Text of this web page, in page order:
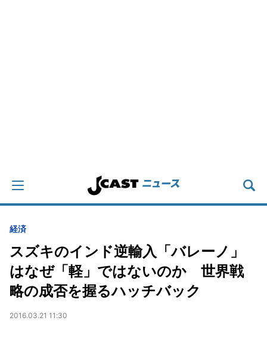
経済
スズキのインド逆輸入「バレーノ」
はなぜ「軽」ではないのか 世界戦
略の成否を握るハッチバック
2016.03.21 11:30